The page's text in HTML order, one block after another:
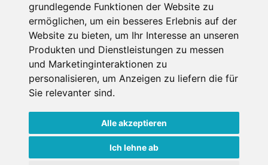
grundlegende Funktionen der Website zu
ermöglichen, um ein besseres Erlebnis auf der
Website zu bieten, um Ihr Interesse an unseren
Produkten und Dienstleistungen zu messen
und Marketinginteraktionen zu
personalisieren, um Anzeigen zu liefern die für
Sie relevanter sind.
Alle akzeptieren
Ich lehne ab
Impressum
Datenschutz
Nutzungsbedingungen
Portale
FAQ Newsletter Mediadaten
Copyright ©2026 Schneemenschen GmbH